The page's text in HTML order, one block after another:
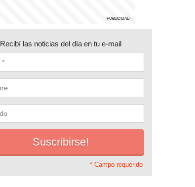
Recibí las noticias del día en tu e-mail
* Campo requerido